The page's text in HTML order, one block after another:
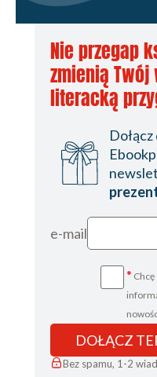
Nie przegap
zmienią
literacką
e-mail
*
DOŁĄCZ
Bez spamu, 1-2